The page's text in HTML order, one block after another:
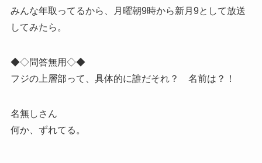
みんな年取ってるから、月曜朝9時から新月9として放送
してみたら。
◆◇問答無用◇◆
フジの上層部って、具体的に誰だそれ？ 名前は？！
名無しさん
何か、ずれてる。